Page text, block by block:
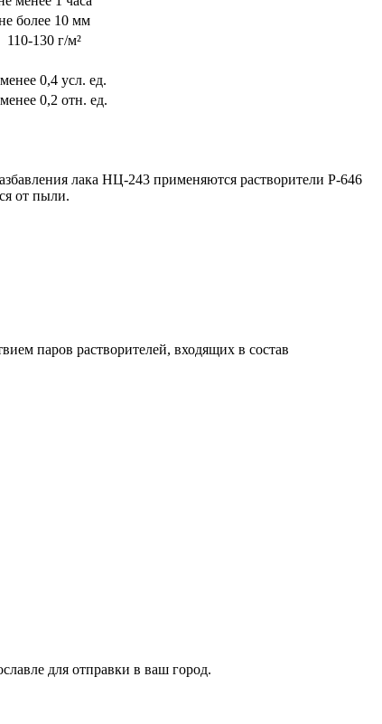
более 10 мм
110-130 г/м²
0,4 усл. ед.
0,2 отн. ед.
лака НЦ-243 применяются растворители Р-646
от пыли.
паров растворителей, входящих в состав
для отправки в ваш город.